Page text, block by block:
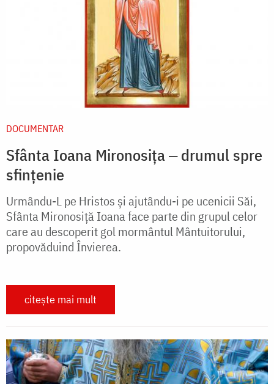
DOCUMENTAR
Sfânta Ioana Mironosița ‒ drumul spre
sfințenie
Urmându-L pe Hristos și ajutându-i pe ucenicii Săi,
Sfânta Mironosiță Ioana face parte din grupul celor
care au descoperit gol mormântul Mântuitorului,
propovăduind Învierea.
citește mai mult